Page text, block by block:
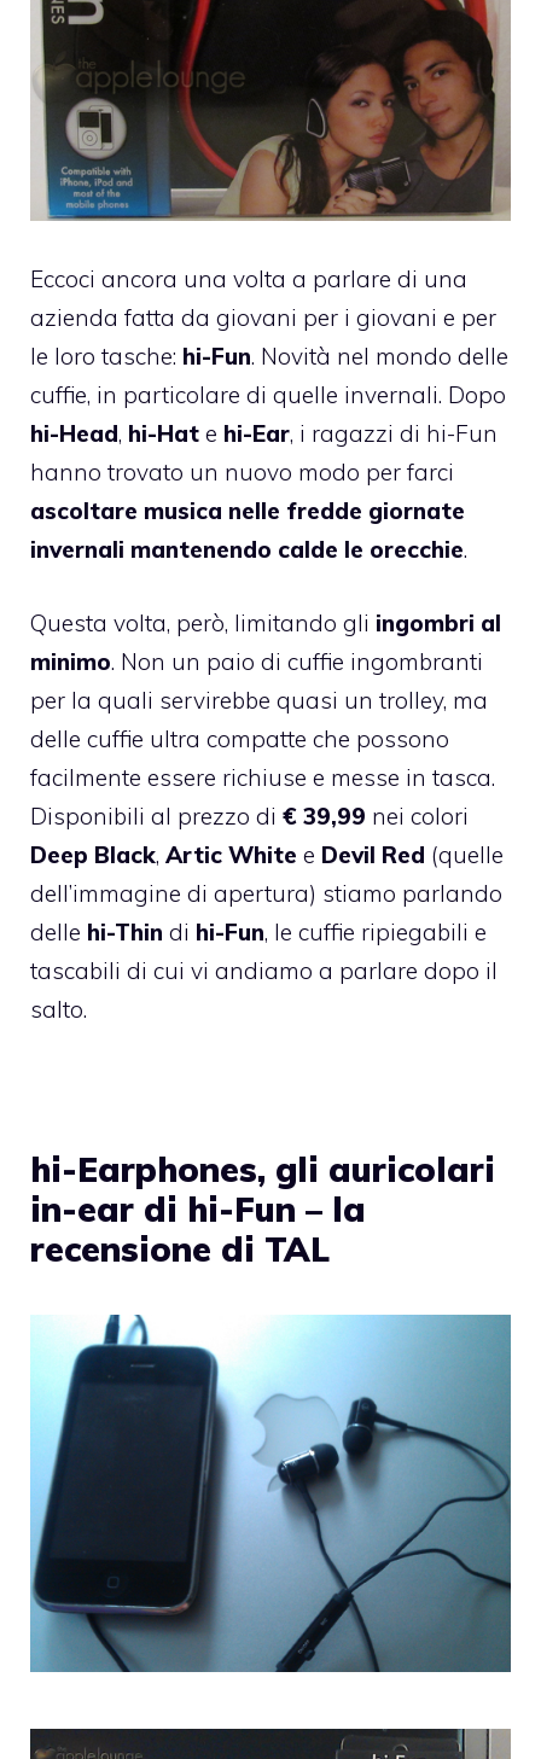
Eccoci ancora una volta a parlare di una
azienda fatta da giovani per i giovani e per
le loro tasche: hi-Fun. Novità nel mondo delle
cuffie, in particolare di quelle invernali. Dopo
hi-Head, hi-Hat e hi-Ear, i ragazzi di hi-Fun
hanno trovato un nuovo modo per farci
ascoltare musica nelle fredde giornate
invernali mantenendo calde le orecchie.
Questa volta, però, limitando gli ingombri al
minimo. Non un paio di cuffie ingombranti
per la quali servirebbe quasi un trolley, ma
delle cuffie ultra compatte che possono
facilmente essere richiuse e messe in tasca.
Disponibili al prezzo di € 39,99 nei colori
Deep Black, Artic White e Devil Red (quelle
dell’immagine di apertura) stiamo parlando
delle hi-Thin di hi-Fun, le cuffie ripiegabili e
tascabili di cui vi andiamo a parlare dopo il
salto.
hi-Earphones, gli auricolari
in-ear di hi-Fun – la
recensione di TAL